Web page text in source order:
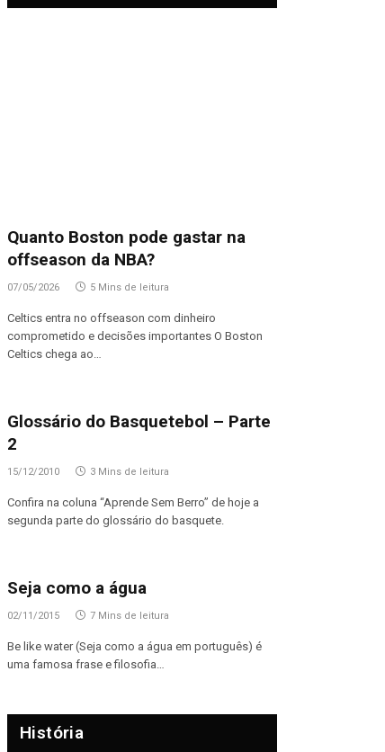
Quanto Boston pode gastar na
offseason da NBA?
07/05/2026 5 Mins de leitura
Celtics entra no offseason com dinheiro
comprometido e decisões importantes O Boston
Celtics chega ao…
Glossário do Basquetebol – Parte
2
15/12/2010 3 Mins de leitura
Confira na coluna “Aprende Sem Berro” de hoje a
segunda parte do glossário do basquete.
Seja como a água
02/11/2015 7 Mins de leitura
Be like water (Seja como a água em português) é
uma famosa frase e filosofia…
História